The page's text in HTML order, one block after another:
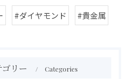
#ダイヤモンド #貴金属
ゴリー Categories